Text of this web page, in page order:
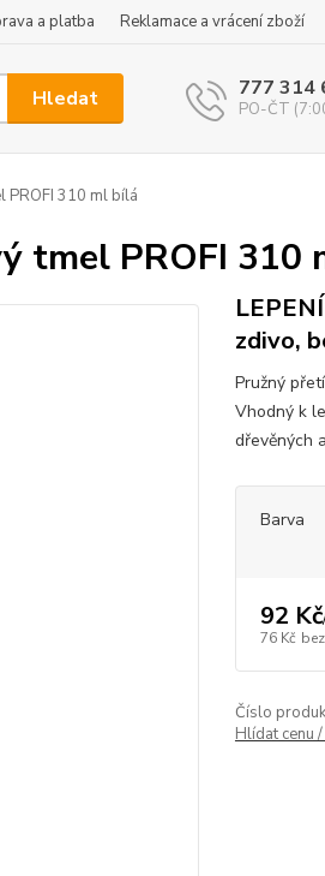
a platba Reklamace a vrácení zboží
Hledat 777 314
PO-ČT
PROFI 310 ml bílá
tmel PROFI 310
zdivo,
Pružný
Vhodný k
dřevěných
Barva
92 Kč
76 Kč
Číslo
Hlídat cenu